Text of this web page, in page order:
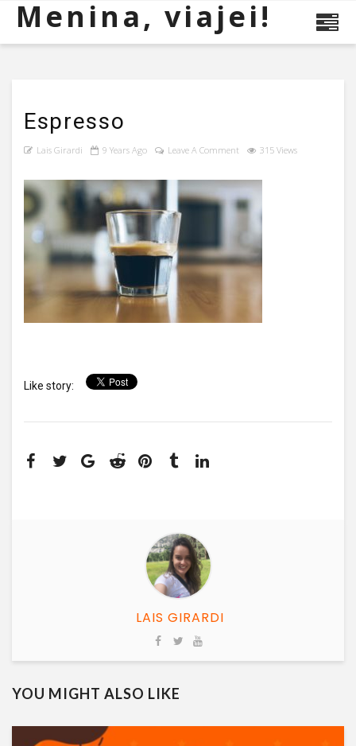
Menina, viajei!
Espresso
Lais Girardi 9 Years Ago Leave A Comment 315 Views
Like story:
LAIS GIRARDI
YOU MIGHT ALSO LIKE